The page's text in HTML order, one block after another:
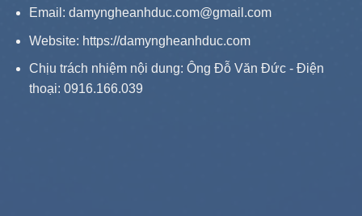
Email: damyngheanhduc.com@gmail.com
Website: https://damyngheanhduc.com
Chịu trách nhiệm nội dung: Ông Đỗ Văn Đức - Điện
thoại: 0916.166.039